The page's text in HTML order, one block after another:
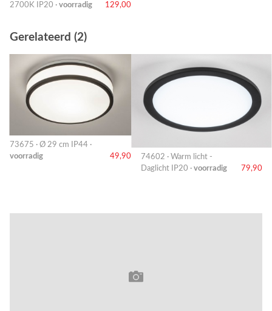
2700K IP20 · voorradig 129,00
Gerelateerd (2)
73675 · Ø 29 cm IP44 ·
voorradig
49,90
74602 · Warm licht -
Daglicht IP20 · voorradig 79,90